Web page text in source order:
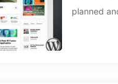
planned